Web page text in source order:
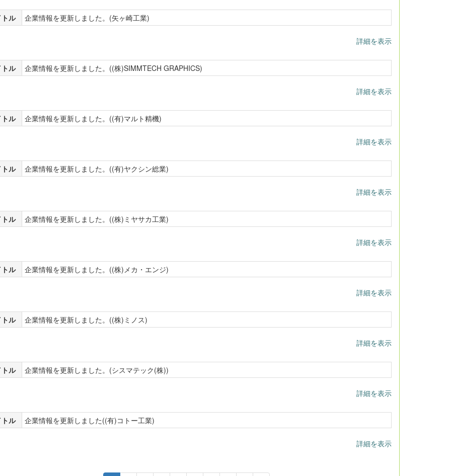
ル 企業情報を更新しました。(矢ヶ崎工業)
詳細を表示
ル 企業情報を更新しました。((株)SIMMTECH GRAPHICS)
詳細を表示
ル 企業情報を更新しました。((有)マルト精機)
詳細を表示
ル 企業情報を更新しました。((有)ヤクシン総業)
詳細を表示
ル 企業情報を更新しました。((株)ミヤサカ工業)
詳細を表示
ル 企業情報を更新しました。((株)メカ・エンジ)
詳細を表示
ル 企業情報を更新しました。((株)ミノス)
詳細を表示
ル 企業情報を更新しました。(シスマテック(株))
詳細を表示
ル 企業情報を更新しました((有)コトー工業)
詳細を表示